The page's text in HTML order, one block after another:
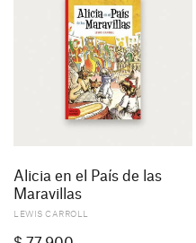
Alicia en el País de las
Maravillas
LEWIS CARROLL